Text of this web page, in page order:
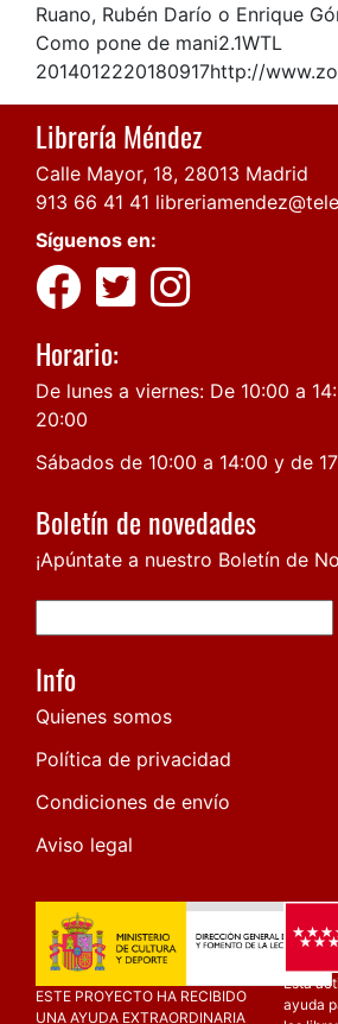
Ruano, Rubén Darío o Enrique
Como pone de mani2.1WTL
2014012220180917http://
Librería Méndez
Calle Mayor, 18, 28013 Madrid
913 66 41 41
Síguenos en:
Horario:
De lunes a viernes: De 10:00 a
20:00
Sábados de 10:00 a 14:00 y de
Boletín de novedades
¡Apúntate a nuestro Boletín de
Info
Quienes somos
Política de privacidad
Condiciones de envío
Aviso legal
ESTE PROYECTO HA RECIBIDO
UNA AYUDA EXTRAORDINARIA
Esta
ayuda